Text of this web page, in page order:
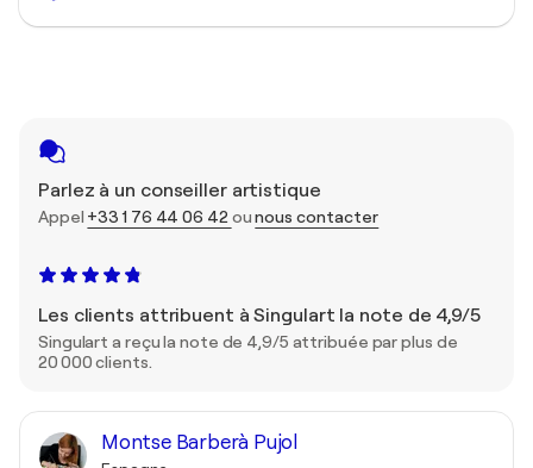
Parlez à un conseiller artistique
Appel +33 1 76 44 06 42 ounous contacter
Les clients attribuent à Singulart la note de 4,9/5
Singulart a reçu la note de 4,9/5 attribuée par plus de
20 000 clients.
Montse Barberà Pujol